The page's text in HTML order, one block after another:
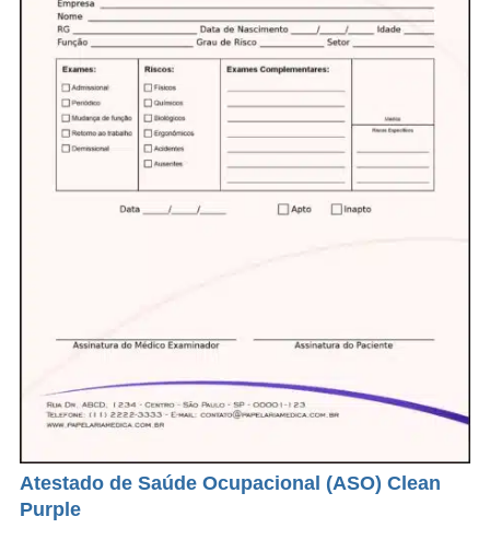
Atestado de Saúde Ocupacional (ASO) Clean
Purple